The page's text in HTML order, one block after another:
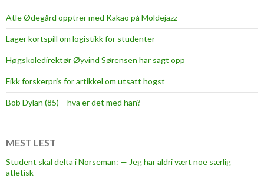
g
a
d
Atle Ødegård opptrer med Kakao på Moldejazz
Lager kortspill om logistikk for studenter
Høgskoledirektør Øyvind Sørensen har sagt opp
Fikk forskerpris for artikkel om utsatt hogst
Bob Dylan (85) – hva er det med han?
MEST LEST
Student skal delta i Norseman: — Jeg har aldri vært noe særlig
atletisk